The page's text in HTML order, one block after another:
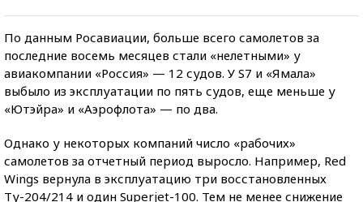
По данным Росавиации, больше всего самолетов за
последние восемь месяцев стали «нелетными» у
авиакомпании «Россия» — 12 судов. У S7 и «Ямала»
выбыло из эксплуатации по пять судов, еще меньше у
«Ютэйра» и «Аэрофлота» — по два.
Однако у некоторых компаний число «рабочих»
самолетов за отчетный период выросло. Например, Red
Wings вернула в эксплуатацию три восстановленных
Ту-204/214 и один Superjet-100. Тем не менее снижение